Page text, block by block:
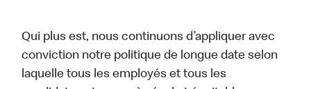
Qui plus est, nous continuons d’appliquer avec
conviction notre politique de longue date selon
laquelle tous les employés et tous les